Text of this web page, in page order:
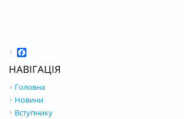
НАВІГАЦІЯ
Головна
Новини
Вступнику